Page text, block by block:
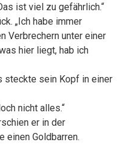
ist viel zu gefährlich.“
„Ich habe immer
Verbrechern unter einer
hier liegt, hab ich
steckte sein Kopf in einer
nicht alles.“
er in der
einen Goldbarren.